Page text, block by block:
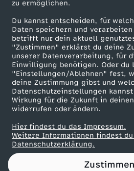
zu ermöglichen.
Du kannst entscheiden, für
Daten speichern und
betrifft nur dein aktuell
"Zustimmen" erklärst du deine
unserer Datenverarbeitung, für
Einwilligung benötigen. Oder du
"Einstellungen/Ablehnen" fest,
deine Zustimmung gibst und
Datenschutzeinstellungen
Wirkung für die Zukunft in
widerrufen oder ändern.
Hier findest du das Impressum.
Weitere Informationen findest
Datenschutzerklärung.
Zustimmen
n
n
(
G
r
ü
n
ZDF goes Schule
Werbefernsehen
Mainzelmännchen
Partner